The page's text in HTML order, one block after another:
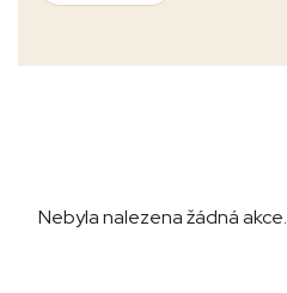
Nebyla nalezena žádná akce.